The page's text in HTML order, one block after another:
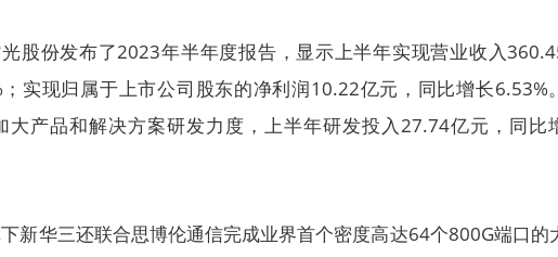
股份发布了2023年半年度报告，显示上半年实现营业收入
实现归属于上市公司股东的净利润10.22亿元，同比增长6.53%
大产品和解决方案研发力度，上半年研发投入27.74亿元，同比
新华三还联合思博伦通信完成业界首个密度高达64个800G端口的